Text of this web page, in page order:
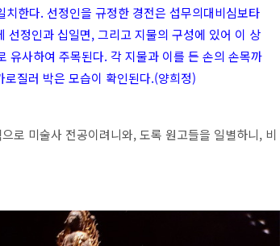
한다. 선정인을 규정한 경전은 섭무의대비심보타
정인과 십일면, 그리고 지물의 구성에 있어 이 상
유사하여 주목된다. 각 지물과 이를 든 손의 손목까
질러 박은 모습이 확인된다.(양희정)
로 미술사 전공이려니와, 도록 원고들을 일별하니, 비